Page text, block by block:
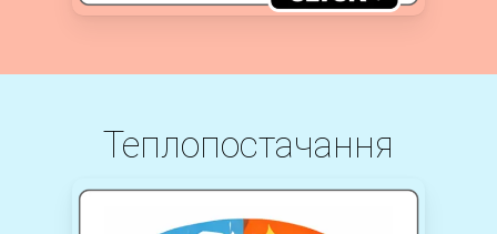
Теплопостачання